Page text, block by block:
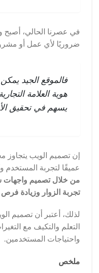
في عصرنا الحالي، أصبح
ضروريًا لأي عمل أو
فالموقع الجيد
هوية العلامة
يسهم في تحقيق
إن تصميم الويب يتجاوز
عميقًا لتجربة المستخدم
من خلال تصميم واجهات
تجربة الزوار وزيادة
لذلك، أعتبر أن تصميم
التعلم والتكيف مع
واحتياجات المستخدمين.
ملخص